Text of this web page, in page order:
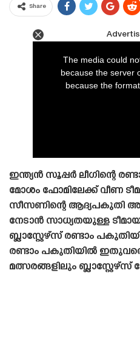
Share
The media could
because the server
because the
ഇന്ത്യൻ സൂപ്പർ ലീഗിന്റെ
മോശം ഫോമിലേക്ക് വീണ
സീസണിന്റെ ആദ്യപകുതി
നേടാൻ സാധ്യതയുള്ള
ബ്ലാസ്റ്റേഴ്‌സ് രണ്ടാം
രണ്ടാം പകുതിയിൽ
മത്സരങ്ങളിലും ബ്ലാസ്റ്റേഴ്‌സ്